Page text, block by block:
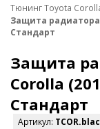
Тюнинг Toyota
Защита радиатора
Стандарт
Защита
Corolla
Стандарт
Артикул: